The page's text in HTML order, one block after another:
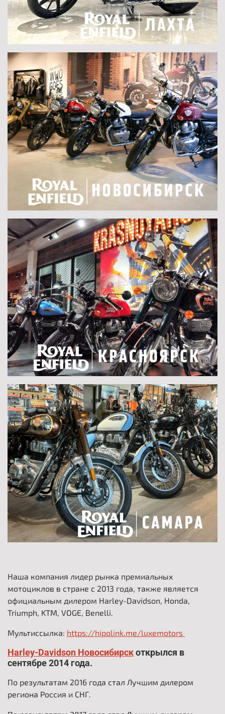
Наша компания лидер рынка премиальных
мотоциклов в стране с 2013 года, также является
официальным дилером Harley-Davidson, Honda,
Triumph, KTM, VOGE, Benelli.
Мультиссылка: https://hipolink.me/luxemotors
Harley-Davidson Новосибирскоткрылся в
сентябре 2014 года.
По результатам 2016 года стал Лучшим дилером
региона Россия и СНГ.